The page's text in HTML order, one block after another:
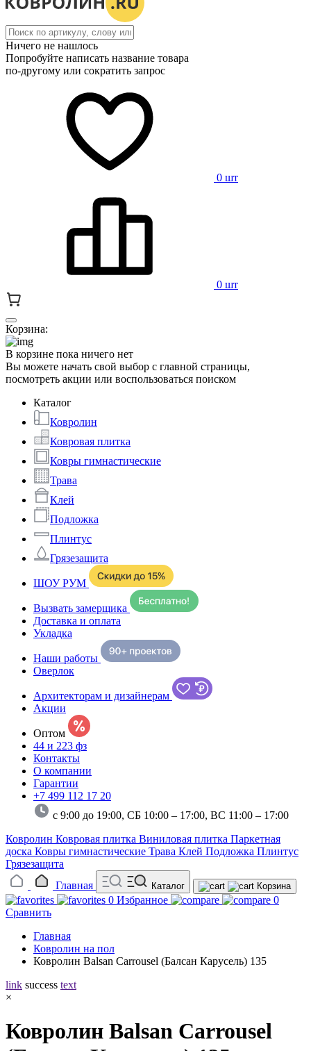
Ничего не нашлось
Попробуйте написать название товара
по-другому или сократить запрос
0 шт
0 шт
Корзина:
В корзине пока ничего нет
Вы можете начать свой выбор с главной страницы,
посмотреть акции или воспользоваться поиском
Каталог
Ковролин
Ковровая плитка
Ковры гимнастические
Трава
Клей
Подложка
Плинтус
Грязезащита
ШОУ РУМ
Вызвать замерщика
Доставка и оплата
Укладка
Наши работы
Оверлок
Архитекторам и дизайнерам
Акции
Оптом
44 и 223 фз
Контакты
О компании
Гарантии
+7 499 112 17 20
с 9:00 до 19:00, СБ 10:00 – 17:00, ВС 11:00 – 17:00
Ковролин Ковровая плитка Виниловая плитка Паркетная
доска Ковры гимнастические Трава Клей Подложка Плинтус
Грязезащита
Главная
Каталог Корзина
0 Избранное
0
Сравнить
Главная
Ковролин на пол
Ковролин Balsan Carrousel (Балсан Карусель) 135
link success text
×
Ковролин Balsan Carrousel